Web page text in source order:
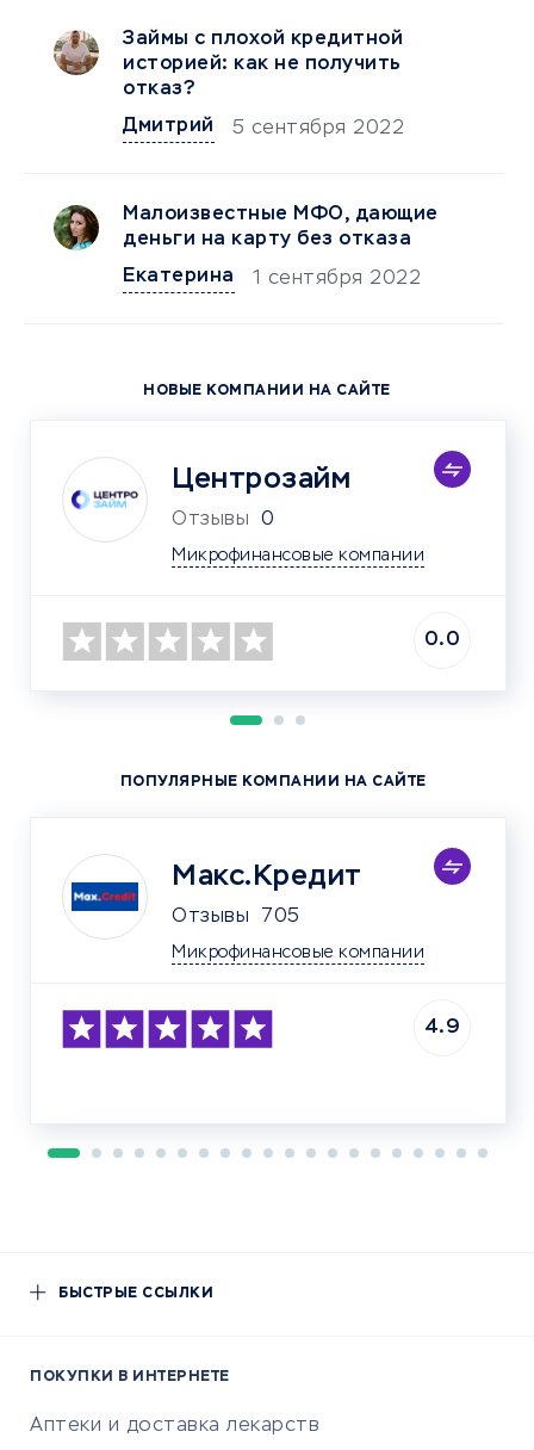
Займы с плохой кредитной
историей: как не получить
отказ?
Дмитрий
5 сентября 2022
Малоизвестные МФО, дающие
деньги на карту без отказа
Екатерина
1 сентября 2022
НОВЫЕ КОМПАНИИ НА САЙТЕ
Центрозайм
Отзывы 0
Микрофинансовые компании
0.0
ПОПУЛЯРНЫЕ КОМПАНИИ НА САЙТЕ
Макс.Кредит
Отзывы 705
Микрофинансовые компании
4.9
БЫСТРЫЕ ССЫЛКИ
ПОКУПКИ В ИНТЕРНЕТЕ
Аптеки и доставка лекарств